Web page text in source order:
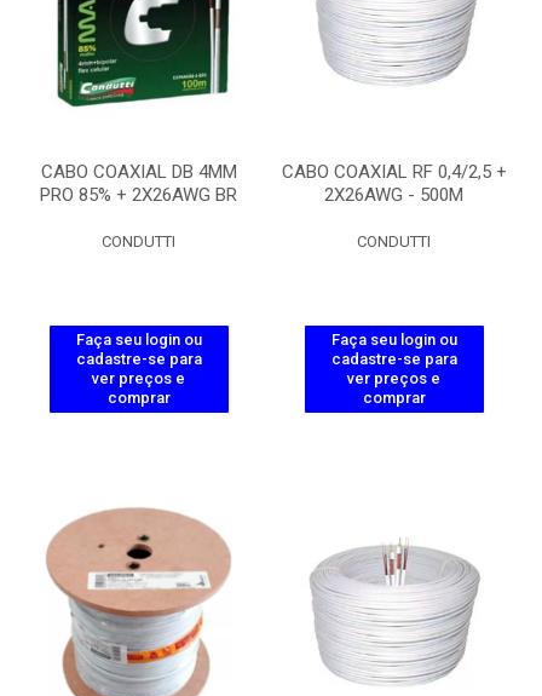
CABO COAXIAL DB 4MM
PRO 85% + 2X26AWG BR
CONDUTTI
Faça seu login ou
cadastre-se para
ver preços e
comprar
CABO COAXIAL RF 0,4/2,5 +
2X26AWG - 500M
CONDUTTI
Faça seu login ou
cadastre-se para
ver preços e
comprar